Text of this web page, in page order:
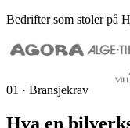
Bedrifter som stoler på
01 · Bransjekrav
Hva en